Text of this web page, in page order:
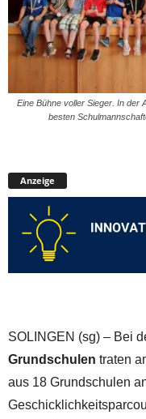
Eine Bühne voller Sieger. In der
besten
Anzeige
SOLINGEN (sg) – Bei
Grundschulen traten
aus 18 Grundschulen